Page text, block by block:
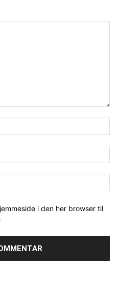
i den her browser til